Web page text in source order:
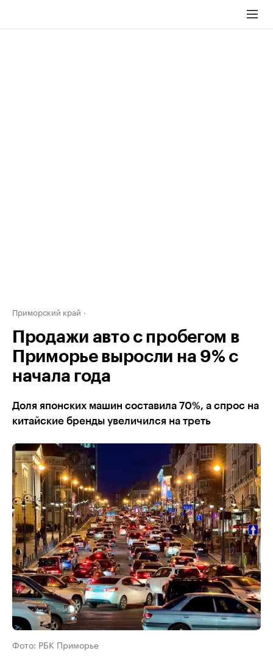
Приморский край
Продажи авто с пробегом в
Приморье выросли на 9% с
начала года
Доля японских машин составила 70%, а спрос на
китайские бренды увеличился на треть
Фото: РБК Приморье